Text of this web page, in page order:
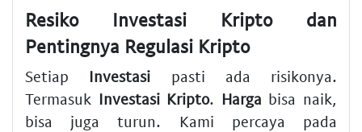
Resiko Investasi Kriptodan
Pentingnya Regulasi Kripto
Setiap Investasi pasti ada risikonya.
Termasuk Investasi Kripto. Harga bisa naik,
bisa juga turun. Kami percaya pada